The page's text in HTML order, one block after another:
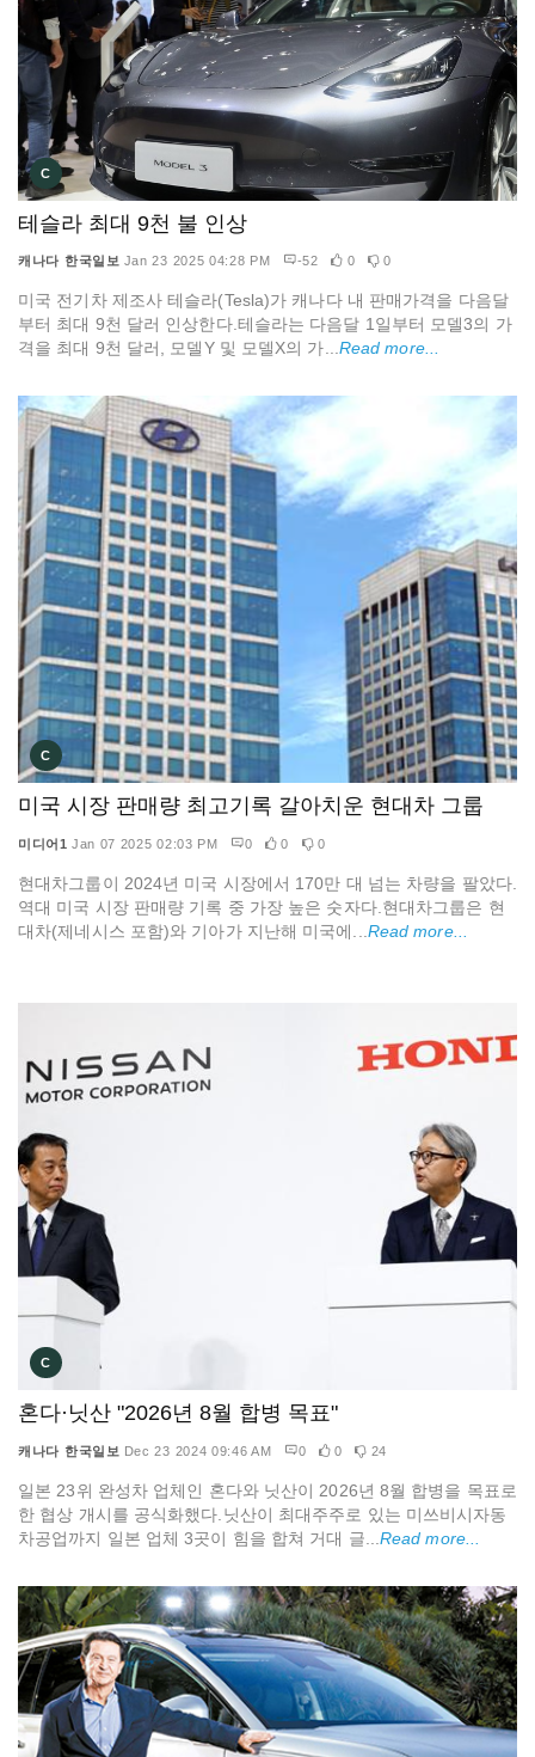
C
테슬라 최대 9천 불 인상
캐나다 한국일보 Jan 23 2025 04:28 PM -52 0 0
미국 전기차 제조사 테슬라(Tesla)가 캐나다 내 판매가격을 다음달
부터 최대 9천 달러 인상한다.테슬라는 다음달 1일부터 모델3의 가
격을 최대 9천 달러, 모델Y 및 모델X의 가...Read more...
C
미국 시장 판매량 최고기록 갈아치운 현대차 그룹
미디어1 Jan 07 2025 02:03 PM 0 0 0
현대차그룹이 2024년 미국 시장에서 170만 대 넘는 차량을 팔았다.
역대 미국 시장 판매량 기록 중 가장 높은 숫자다.현대차그룹은 현
대차(제네시스 포함)와 기아가 지난해 미국에... Read more...
C
혼다·닛산 "2026년 8월 합병 목표"
캐나다 한국일보 Dec 23 2024 09:46 AM 0 0 24
일본 23위 완성차 업체인 혼다와 닛산이 2026년 8월 합병을 목표로
한 협상 개시를 공식화했다.닛산이 최대주주로 있는 미쓰비시자동
차공업까지 일본 업체 3곳이 힘을 합쳐 거대 글... Read more...